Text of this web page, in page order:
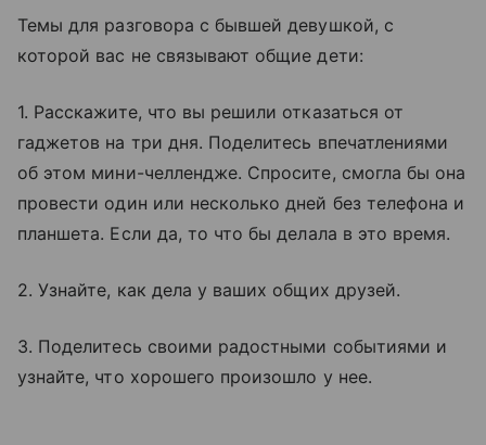
Темы для разговора с бывшей девушкой, с
которой вас не связывают общие дети:
1. Расскажите, что вы решили отказаться от
гаджетов на три дня. Поделитесь впечатлениями
об этом мини-челлендже. Спросите, смогла бы она
провести один или несколько дней без телефона и
планшета. Если да, то что бы делала в это время.
2. Узнайте, как дела у ваших общих друзей.
3. Поделитесь своими радостными событиями и
узнайте, что хорошего произошло у нее.